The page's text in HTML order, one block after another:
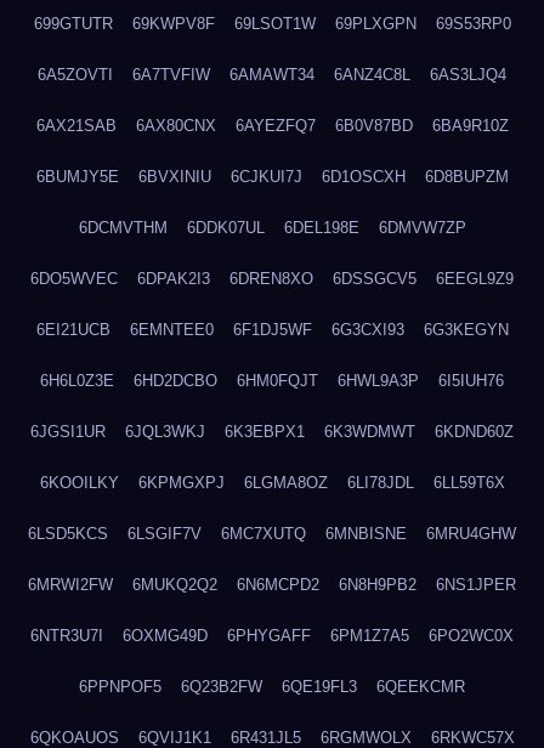
699GTUTR 69KWPV8F 69LSOT1W 69PLXGPN 69S53RP0
6A5ZOVTI 6A7TVFIW 6AMAWT34 6ANZ4C8L 6AS3LJQ4
6AX21SAB 6AX80CNX 6AYEZFQ7 6B0V87BD 6BA9R10Z
6BUMJY5E 6BVXINIU 6CJKUI7J 6D1OSCXH 6D8BUPZM
6DCMVTHM 6DDK07UL 6DEL198E 6DMVW7ZP
6DO5WVEC 6DPAK2I3 6DREN8XO 6DSSGCV5 6EEGL9Z9
6EI21UCB 6EMNTEE0 6F1DJ5WF 6G3CXI93 6G3KEGYN
6H6L0Z3E 6HD2DCBO 6HM0FQJT 6HWL9A3P 6I5IUH76
6JGSI1UR 6JQL3WKJ 6K3EBPX1 6K3WDMWT 6KDND60Z
6KOOILKY 6KPMGXPJ 6LGMA8OZ 6LI78JDL 6LL59T6X
6LSD5KCS 6LSGIF7V 6MC7XUTQ 6MNBISNE 6MRU4GHW
6MRWI2FW 6MUKQ2Q2 6N6MCPD2 6N8H9PB2 6NS1JPER
6NTR3U7I 6OXMG49D 6PHYGAFF 6PM1Z7A5 6PO2WC0X
6PPNPOF5 6Q23B2FW 6QE19FL3 6QEEKCMR
6QKOAUOS 6QVIJ1K1 6R431JL5 6RGMWOLX 6RKWC57X